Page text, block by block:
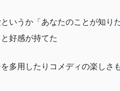
いうか「あなたのことが知り
好感が持てた
多用したりコメディの楽しさ